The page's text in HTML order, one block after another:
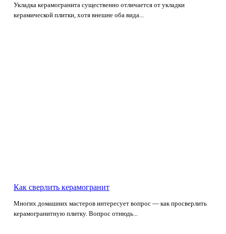
Укладка керамогранита существенно отличается от укладки
керамической плитки, хотя внешне оба вида...
Как сверлить керамогранит
Многих домашних мастеров интересует вопрос — как просверлить
керамогранитную плитку. Вопрос отнюдь...